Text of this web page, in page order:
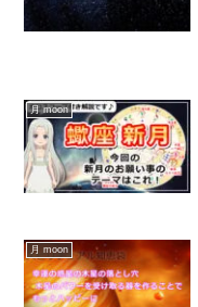
月 moon
月 moon